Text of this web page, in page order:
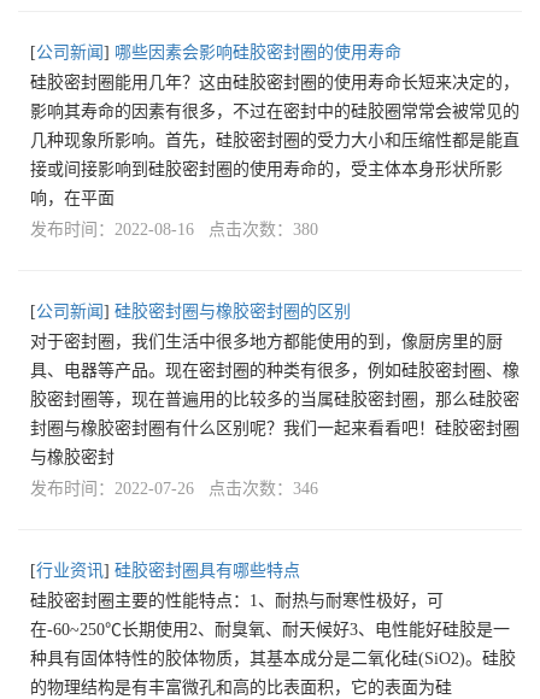
[公司新闻 ] 哪些因素会影响硅胶密封圈的使用寿命
硅胶密封圈能用几年？这由硅胶密封圈的使用寿命长短来决定的，
影响其寿命的因素有很多，不过在密封中的硅胶圈常常会被常见的
几种现象所影响。首先，硅胶密封圈的受力大小和压缩性都是能直
接或间接影响到硅胶密封圈的使用寿命的，受主体本身形状所影
响，在平面
发布时间：2022-08-16 点击次数：380
[公司新闻 ] 硅胶密封圈与橡胶密封圈的区别
对于密封圈，我们生活中很多地方都能使用的到，像厨房里的厨
具、电器等产品。现在密封圈的种类有很多，例如硅胶密封圈、橡
胶密封圈等，现在普遍用的比较多的当属硅胶密封圈，那么硅胶密
封圈与橡胶密封圈有什么区别呢？我们一起来看看吧！硅胶密封圈
与橡胶密封
发布时间：2022-07-26 点击次数：346
[行业资讯] 硅胶密封圈具有哪些特点
硅胶密封圈主要的性能特点：1、耐热与耐寒性极好，可
在-60~250℃长期使用2、耐臭氧、耐天候好3、电性能好硅胶是一
种具有固体特性的胶体物质，其基本成分是二氧化硅(SiO2)。硅胶
的物理结构是有丰富微孔和高的比表面积，它的表面为硅